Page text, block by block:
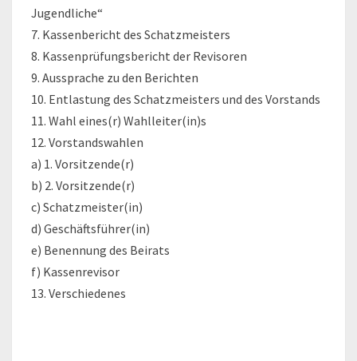
Jugendliche“
7. Kassenbericht des Schatzmeisters
8. Kassenprüfungsbericht der Revisoren
9. Aussprache zu den Berichten
10. Entlastung des Schatzmeisters und des Vorstands
11. Wahl eines(r) Wahlleiter(in)s
12. Vorstandswahlen
a) 1. Vorsitzende(r)
b) 2. Vorsitzende(r)
c) Schatzmeister(in)
d) Geschäftsführer(in)
e) Benennung des Beirats
f) Kassenrevisor
13. Verschiedenes